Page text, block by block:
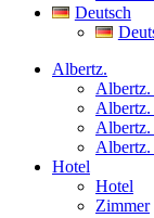
Deutsch
Albertz.
Albertz.
Albertz.
Albertz.
Albertz.
Hotel
Hotel
Zimmer